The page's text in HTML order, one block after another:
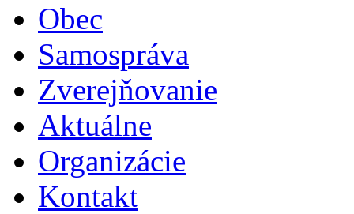
Obec
Samospráva
Zverejňovanie
Aktuálne
Organizácie
Kontakt